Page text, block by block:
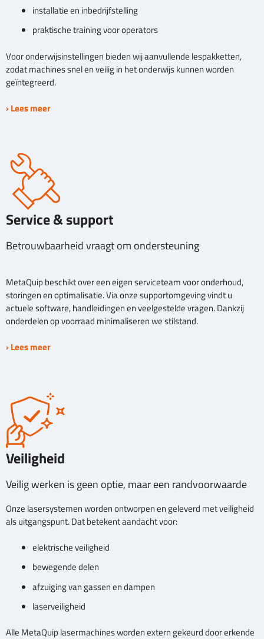
installatie en inbedrijfstelling
praktische training voor operators
Voor onderwijsinstellingen bieden wij aanvullende lespakketten,
zodat machines snel en veilig in het onderwijs kunnen worden
geïntegreerd.
› Lees meer
Service & support
Betrouwbaarheid vraagt om ondersteuning
MetaQuip beschikt over een eigen serviceteam voor onderhoud,
storingen en optimalisatie. Via onze supportomgeving vindt u
actuele software, handleidingen en veelgestelde vragen. Dankzij
onderdelen op voorraad minimaliseren we stilstand.
› Lees meer
Veiligheid
Veilig werken is geen optie, maar een randvoorwaarde
Onze lasersystemen worden ontworpen en geleverd met veiligheid
als uitgangspunt. Dat betekent aandacht voor:
elektrische veiligheid
bewegende delen
afzuiging van gassen en dampen
laserveiligheid
Alle MetaQuip lasermachines worden extern gekeurd door erkende